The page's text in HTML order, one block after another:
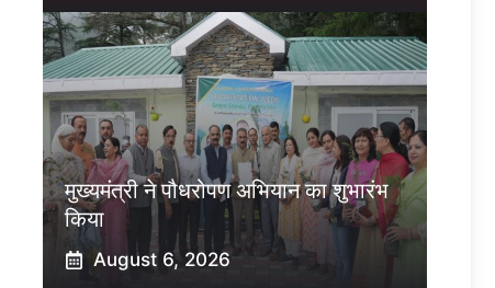
मुख्यमंत्री ने पौधरोपण अभियान का शुभारंभ
किया
August 6, 2026